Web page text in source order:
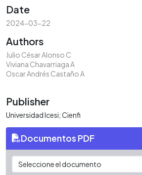
Date
2024-03-22
Authors
Julio César Alonso C
Viviana Chavarriaga A
Oscar Andrés Castaño A
Publisher
Universidad Icesi; Cienfi
Documentos PDF